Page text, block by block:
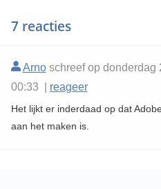
7 reacties
Arnoschreef op donderdag
00:33 | reageer
Het lijkt er inderdaad op dat
aan het maken is.